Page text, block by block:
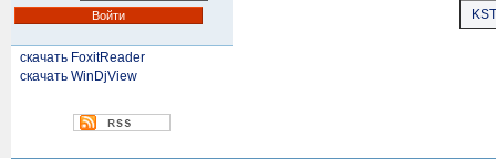
скачать FoxitReader
скачать WinDjView